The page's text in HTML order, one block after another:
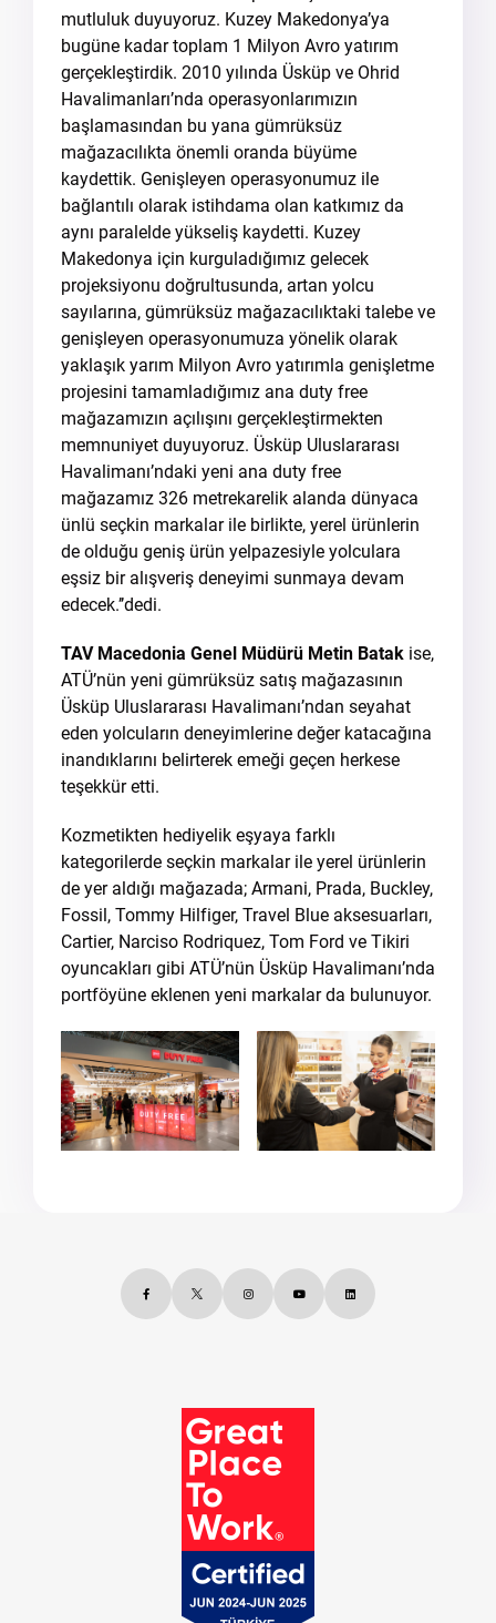
mutluluk duyuyoruz. Kuzey Makedonya’ya
bugüne kadar toplam 1 Milyon Avro yatırım
gerçekleştirdik. 2010 yılında Üsküp ve Ohrid
Havalimanları’nda operasyonlarımızın
başlamasından bu yana gümrüksüz
mağazacılıkta önemli oranda büyüme
kaydettik. Genişleyen operasyonumuz ile
bağlantılı olarak istihdama olan katkımız da
aynı paralelde yükseliş kaydetti. Kuzey
Makedonya için kurguladığımız gelecek
projeksiyonu doğrultusunda, artan yolcu
sayılarına, gümrüksüz mağazacılıktaki talebe ve
genişleyen operasyonumuza yönelik olarak
yaklaşık yarım Milyon Avro yatırımla genişletme
projesini tamamladığımız ana duty free
mağazamızın açılışını gerçekleştirmekten
memnuniyet duyuyoruz. Üsküp Uluslararası
Havalimanı’ndaki yeni ana duty free
mağazamız 326 metrekarelik alanda dünyaca
ünlü seçkin markalar ile birlikte, yerel ürünlerin
de olduğu geniş ürün yelpazesiyle yolculara
eşsiz bir alışveriş deneyimi sunmaya devam
edecek.’’dedi.
TAV Macedonia Genel Müdürü Metin Batak ise,
ATÜ’nün yeni gümrüksüz satış mağazasının
Üsküp Uluslararası Havalimanı’ndan seyahat
eden yolcuların deneyimlerine değer katacağına
inandıklarını belirterek emeği geçen herkese
teşekkür etti.
Kozmetikten hediyelik eşyaya farklı
kategorilerde seçkin markalar ile yerel ürünlerin
de yer aldığı mağazada; Armani, Prada, Buckley,
Fossil, Tommy Hilfiger, Travel Blue aksesuarları,
Cartier, Narciso Rodriquez, Tom Ford ve Tikiri
oyuncakları gibi ATÜ’nün Üsküp Havalimanı’nda
portföyüne eklenen yeni markalar da bulunuyor.